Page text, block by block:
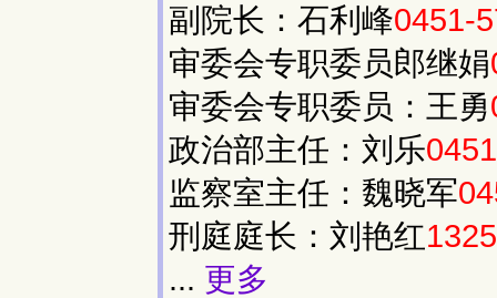
副院长：石利峰0451-
审委会专职委员郎继娟
审委会专职委员：王勇
政治部主任：刘乐
监察室主任：魏晓军
刑庭庭长：刘艳红
... 更多